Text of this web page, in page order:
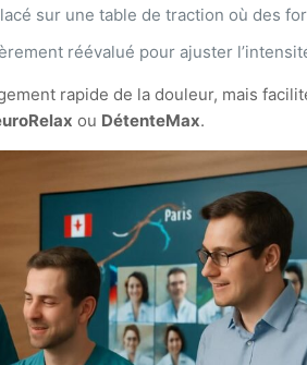
sur une table de traction où des
réévalué pour ajuster
rapide de la douleur, mais
ou DétenteMax.